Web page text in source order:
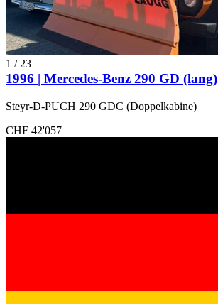
1 / 23
1996 | Mercedes-Benz 290 GD (lang)
Steyr-D-PUCH 290 GDC (Doppelkabine)
CHF 42'057